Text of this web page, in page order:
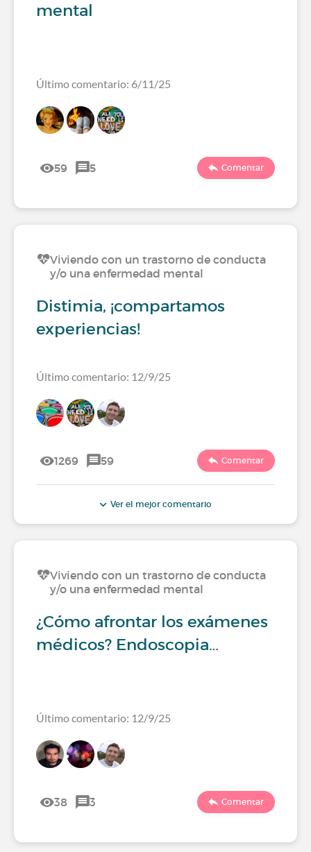
mental
Último comentario: 6/11/25
59 5 Comentar
Viviendo con un trastorno de conducta
y/o una enfermedad mental
Distimia, ¡compartamos
experiencias!
Último comentario: 12/9/25
1269 59 Comentar
Ver el mejor comentario
Viviendo con un trastorno de conducta
y/o una enfermedad mental
¿Cómo afrontar los exámenes
médicos? Endoscopia…
Último comentario: 12/9/25
38 3 Comentar